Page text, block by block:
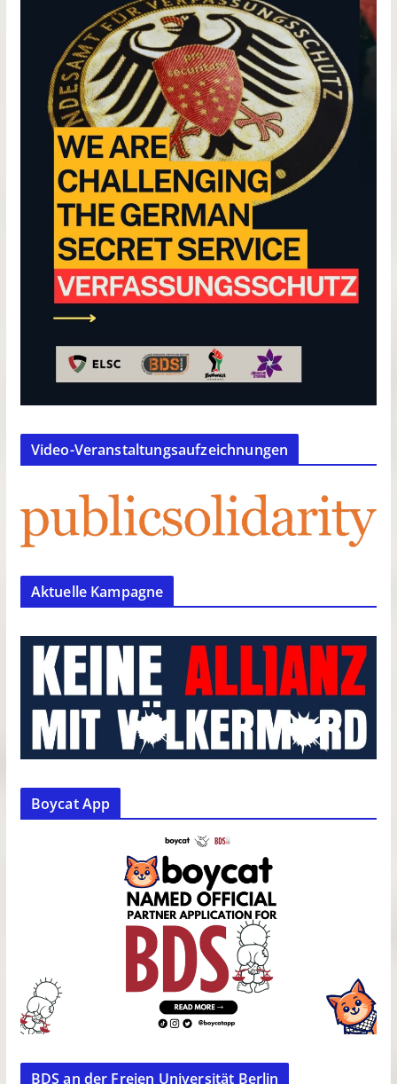
Video-Veranstaltungsaufzeichnungen
Aktuelle Kampagne
Boycat App
BDS an der Freien Universität Berlin